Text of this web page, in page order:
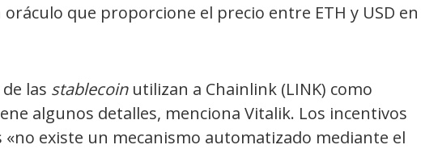
que proporcione el precio entre ETH y USD en
las stablecoinutilizan a Chainlink (LINK) como
algunos detalles, menciona Vitalik. Los incentivos
existe un mecanismo automatizado mediante el